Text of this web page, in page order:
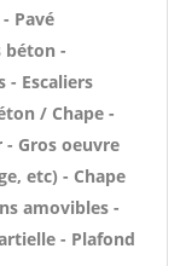
Pavé
béton -
- Escaliers
/ Chape -
- Gros oeuvre
etc) - Chape
amovibles -
- Plafond